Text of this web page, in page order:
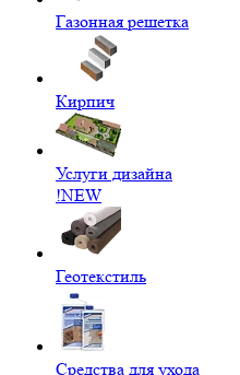
Газонная решетка
Кирпич
Услуги дизайна
!NEW
Геотекстиль
Средства для ухода